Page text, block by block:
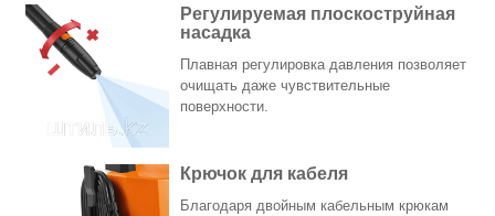
Регулируемая плоскоструйная
насадка
Плавная регулировка давления позволяет
очищать даже чувствительные
поверхности.
Крючок для кабеля
Благодаря двойным кабельным крюкам